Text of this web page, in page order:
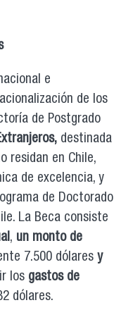
e
de los
de Postgrado
destinada
residan en Chile,
de excelencia, y
de Doctorado
La Beca consiste
, un monto de
7.500 dólares y
los gastos de
dólares.